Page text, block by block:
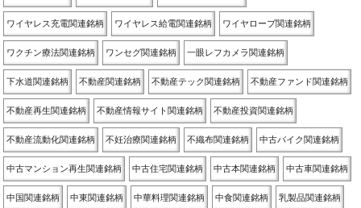
ワイヤレス充電関連銘柄 ワイヤレス給電関連銘柄 ワイヤロープ関連銘柄
ワクチン療法関連銘柄 ワンセグ関連銘柄 一眼レフカメラ関連銘柄
下水道関連銘柄 不動産関連銘柄 不動産テック関連銘柄 不動産ファンド関連銘柄
不動産再生関連銘柄 不動産情報サイト関連銘柄 不動産投資関連銘柄
不動産流動化関連銘柄 不妊治療関連銘柄 不織布関連銘柄 中古バイク関連銘柄
中古マンション再生関連銘柄 中古住宅関連銘柄 中古本関連銘柄 中古車関連銘柄
中国関連銘柄 中東関連銘柄 中華料理関連銘柄 中食関連銘柄 乳製品関連銘柄